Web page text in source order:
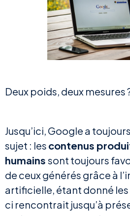
Deux poids, deux mesures
Jusqu’ici, Google a
sujet : les contenus
humains sont toujours
de ceux générés grâce à
artificielle, étant donné
ci rencontrait jusqu’à